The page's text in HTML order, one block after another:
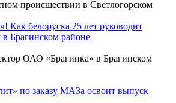
происшествии в Светлогорском
Как белоруска 25 лет руководит
в Брагинском районе
ОАО «Брагинка» в Брагинском
по заказу МАЗа освоит выпуск